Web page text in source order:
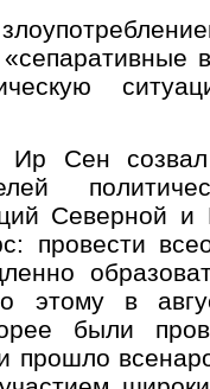
Сен созвал
Северной
провести
этому в
были
прошло